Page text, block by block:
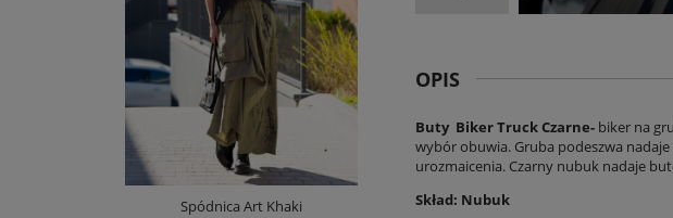
Spódnica Art Khaki
OPIS
Buty Biker Truck Czarne- biker na
wybór obuwia. Gruba podeszwa
urozmaicenia. Czarny nubuk nadaje
Skład: Nubuk